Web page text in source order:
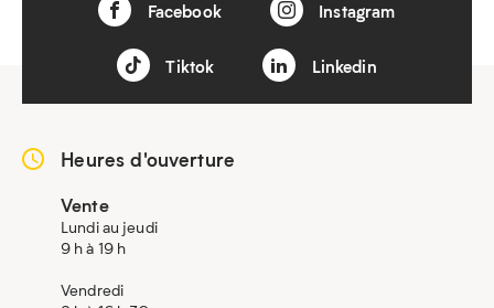
Facebook Instagram
Tiktok Linkedin
Heures d'ouverture
Vente
Lundi au jeudi
9 h à 19 h
Vendredi